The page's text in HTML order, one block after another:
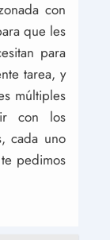
con
que les
para
tarea, y
múltiples
con los
cada uno
pedimos